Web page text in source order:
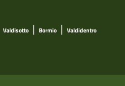
Valdisotto | Bormio | Valdidentro